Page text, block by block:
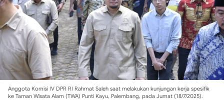
Anggota Komisi IV DPR RI Rahmat Saleh saat melakukan kunjungan kerja spesifik
ke Taman Wisata Alam (TWA) Punti Kayu, Palembang, pada Jumat (18/7/2025).